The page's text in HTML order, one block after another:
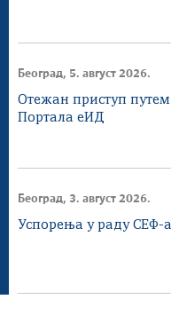
Београд, 5. август 2026.
Отежан приступ путем
Портала еИД
Београд, 3. август 2026.
Успорења у раду СЕФ-а